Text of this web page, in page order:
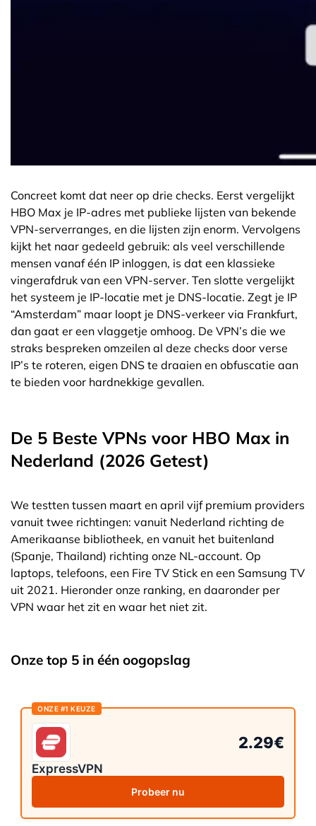
Concreet komt dat neer op drie checks. Eerst vergelijkt
HBO Max je IP-adres met publieke lijsten van bekende
VPN-serverranges, en die lijsten zijn enorm. Vervolgens
kijkt het naar gedeeld gebruik: als veel verschillende
mensen vanaf één IP inloggen, is dat een klassieke
vingerafdruk van een VPN-server. Ten slotte vergelijkt
het systeem je IP-locatie met je DNS-locatie. Zegt je IP
“Amsterdam” maar loopt je DNS-verkeer via Frankfurt,
dan gaat er een vlaggetje omhoog. De VPN’s die we
straks bespreken omzeilen al deze checks door verse
IP’s te roteren, eigen DNS te draaien en obfuscatie aan
te bieden voor hardnekkige gevallen.
De 5 Beste VPNs voor HBO Max in
Nederland (2026 Getest)
We testten tussen maart en april vijf premium providers
vanuit twee richtingen: vanuit Nederland richting de
Amerikaanse bibliotheek, en vanuit het buitenland
(Spanje, Thailand) richting onze NL-account. Op
laptops, telefoons, een Fire TV Stick en een Samsung TV
uit 2021. Hieronder onze ranking, en daaronder per
VPN waar het zit en waar het niet zit.
Onze top 5 in één oogopslag
ONZE #1 KEUZE
ExpressVPN
2.29€
Probeer nu